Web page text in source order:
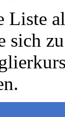
Liste
sich